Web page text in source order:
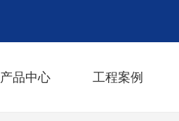
产品中心 工程案例